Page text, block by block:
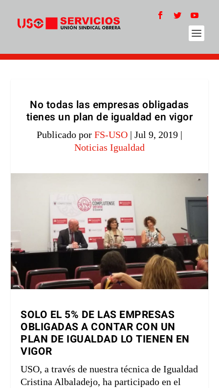
No todas las empresas obligadas
tienes un plan de igualdad en vigor
Publicado por FS-USO | Jul 9, 2019 |
Noticias Igualdad
SOLO EL 5% DE LAS EMPRESAS
OBLIGADAS A CONTAR CON UN
PLAN DE IGUALDAD LO TIENEN EN
VIGOR
USO, a través de nuestra técnica de Igualdad
Cristina Albaladejo, ha participado en el